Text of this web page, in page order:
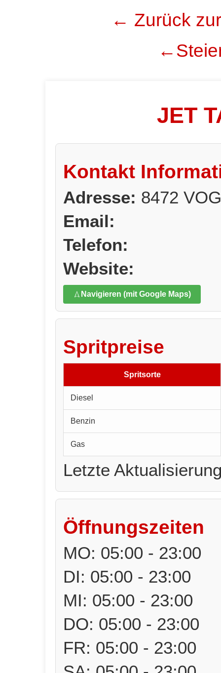
← Zurück
JET
Kontakt
Adresse: 8472
Email:
Telefon:
Website:
Navigieren (mit Google Maps)
Spritpreise
Spritsorte
Diesel
Benzin
Gas
Letzte
Öffnungszeiten
MO: 05:00 - 23:00
DI: 05:00 - 23:00
MI: 05:00 - 23:00
DO: 05:00 - 23:00
FR: 05:00 - 23:00